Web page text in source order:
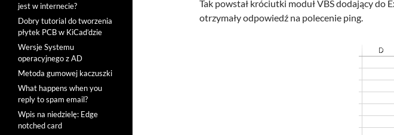
Tak powstał króciutki moduł VBS dodający do
otrzymały odpowiedź na polecenie ping.
jest w internecie?
Dobry tutorial do tworzenia
płytek PCB w KiCad’dzie
Wersje Systemu
operacyjnego z AD
Metoda gumowej kaczuszki
What happens when you
reply to spam email?
Wpis na niedzielę: Edge
notched card